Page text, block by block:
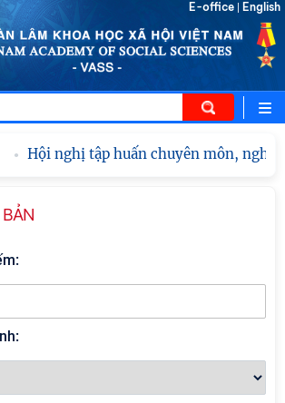
E-office English
Hội nghị tập huấn chuyên môn, nghiệp